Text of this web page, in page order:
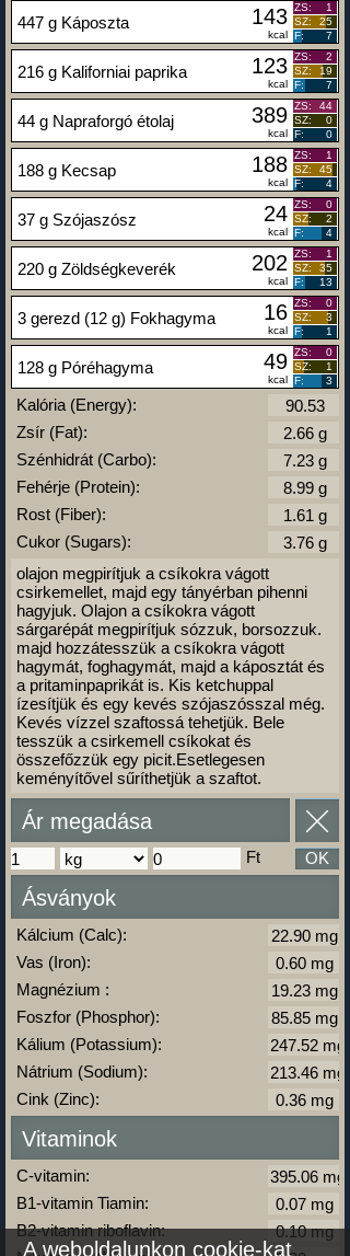
447 g Káposzta 143
kcal
ZS:
1
SZ:
25
F:
7
216 g Kaliforniai paprika 123
kcal
ZS:
2
SZ:
19
F:
7
44 g Napraforgó étolaj 389
kcal
ZS:
44
SZ:
0
F:
0
188 g Kecsap 188
kcal
ZS:
1
SZ:
45
F:
4
37 g Szójaszósz 24
kcal
ZS:
0
SZ:
2
F:
4
220 g Zöldségkeverék 202
kcal
ZS:
1
SZ:
35
F:
13
3 gerezd (12 g) Fokhagyma 16
kcal
ZS:
0
SZ:
3
F:
1
128 g Póréhagyma 49
kcal
ZS:
0
SZ:
1
F:
3
Kalória (Energy):
Zsír (Fat):
Szénhidrát (Carbo):
Fehérje (Protein):
Rost (Fiber):
Cukor (Sugars):
olajon megpirítjuk a csíkokra vágott
csirkemellet, majd egy tányérban pihenni
hagyjuk. Olajon a csíkokra vágott
sárgarépát megpirítjuk sózzuk, borsozzuk.
majd hozzátesszük a csíkokra vágott
hagymát, foghagymát, majd a káposztát és
a pritaminpaprikát is. Kis ketchuppal
ízesítjük és egy kevés szójaszósszal még.
Kevés vízzel szaftossá tehetjük. Bele
tesszük a csirkemell csíkokat és
összefőzzük egy picit.Esetlegesen
keményítővel sűríthetjük a szaftot.
Ár megadása
Ft OK
Ásványok
Kálcium (Calc):
Vas (Iron):
Magnézium :
Foszfor (Phosphor):
Kálium (Potassium):
Nátrium (Sodium):
Cink (Zinc):
Vitaminok
C-vitamin:
B1-vitamin Tiamin:
B2-vitamin riboflavin:
A weboldalunkon cookie-kat